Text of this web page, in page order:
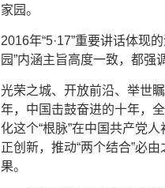
家园。
2016年“5·17”重要讲话体现
园”内涵主旨高度一致，都
光荣之城、开放前沿、举世
年，中国击鼓奋进的十年，
化这个“根脉”在中国共产党
正创新，推动“两个结合”必
果。